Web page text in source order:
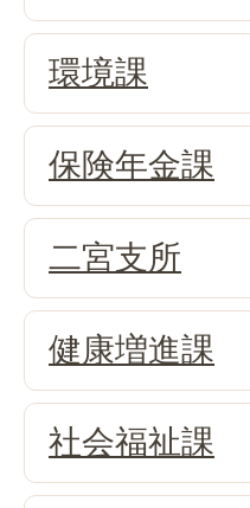
環境課
保険年金課
二宮支所
健康増進課
社会福祉課